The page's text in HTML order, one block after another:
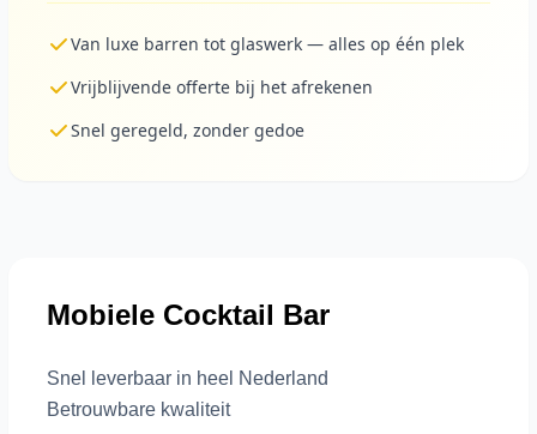
Van luxe barren tot glaswerk — alles op één plek
Vrijblijvende offerte bij het afrekenen
Snel geregeld, zonder gedoe
Mobiele Cocktail Bar
Snel leverbaar in heel Nederland
Betrouwbare kwaliteit